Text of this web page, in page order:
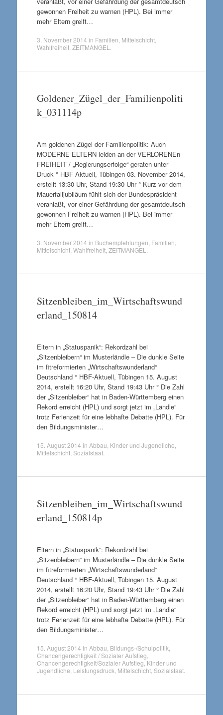
gewonnen Freiheit zu warnen (HPL). Bei immer
mehr Eltern greift…
3. November 2014 in Familien Mittelschicht,
Wahlfreiheit, ZEITMANGEL
Goldener_Zügel_der_Familienpoliti
k_031114p
Am goldenen Zügel der Familienpolitik: Auch
MODERNE ELTERN leiden an der VERLORENEn
FREIHEIT / „Regierungserfolge“ geraten unter
Druck ° HBF-Aktuell, Tübingen 03. November 2014,
erstellt 13:30 Uhr, Stand 19:30 Uhr ° Kurz vor dem
Mauerfalljubiläum fühlt sich der Bundespräsident
veranlaßt, vor einer Gefährdung der gesamtdeutsch
gewonnen Freiheit zu warnen (HPL). Bei immer
mehr Eltern greift…
3. November 2014 in Buchempfehlungen Familien
Mittelschicht, Wahlfreiheit, ZEITMANGEL
Sitzenbleiben_im_Wirtschaftswund
erland_150814
Eltern in „Statuspanik“: Rekordzahl bei
„Sitzenbleibern“ im Musterländle – Die dunkle Seite
im fitreformierten „Wirtschaftswunderland“
Deutschland ° HBF-Aktuell, Tübingen 15. August
2014, erstellt 16:20 Uhr, Stand 19:43 Uhr ° Die Zahl
der „Sitzenbleiber“ hat in Baden-Württemberg einen
Rekord erreicht (HPL) und sorgt jetzt im „Ländle“
trotz Ferienzeit für eine lebhafte Debatte (HPL). Für
den Bildungsminister…
15. August 2014 in Abbau Kinder und Jugendliche
Mittelschicht, Sozialstaat.
Sitzenbleiben_im_Wirtschaftswund
erland_150814p
Eltern in „Statuspanik“: Rekordzahl bei
„Sitzenbleibern“ im Musterländle – Die dunkle Seite
im fitreformierten „Wirtschaftswunderland“
Deutschland ° HBF-Aktuell, Tübingen 15. August
2014, erstellt 16:20 Uhr, Stand 19:43 Uhr ° Die Zahl
der „Sitzenbleiber“ hat in Baden-Württemberg einen
Rekord erreicht (HPL) und sorgt jetzt im „Ländle“
trotz Ferienzeit für eine lebhafte Debatte (HPL). Für
den Bildungsminister…
15. August 2014 in Abbau Bildungs-/Schulpolitik
Chancengerechtigkeit / Sozialer Aufstieg
Chancengerechtigkeit/Sozialer Aufstieg Kinder und
Jugendliche Leistungsdruck Mittelschicht, Sozialstaat.